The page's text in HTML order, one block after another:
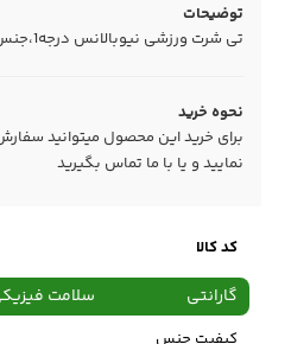
توضیحات
تی شرت ورزشی نیوبالانس درجه1،جنس پنبه،جذب،slim fit
نحوه خرید
برای خرید این محصول میتوانید
نمایید و یا با ما تماس بگیرید
کد کالا
گارانتی سلامت فیزیکی،48 ساعت ضمانت
کیفیت جنس